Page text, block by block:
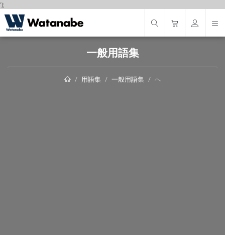
');
一般用語集
用語集 一般用語集 へ